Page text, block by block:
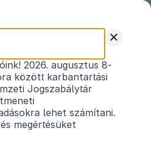
törvény
összefüggő egyes
módosításáról1
26. – 2012. 06. 26.
+
2026. augusztus 8-
között karbantartási
Jogszabálytár
lehet számítani.
megértésüket